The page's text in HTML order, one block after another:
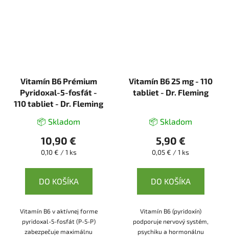
Vitamín B6 Prémium
Pyridoxal-5-fosfát -
110 tabliet - Dr. Fleming
📦 Skladom
10,90 €
Jednotková
0,10 € / 1 ks
DO KOŠÍKA
Vitamín B6 v aktívnej forme
pyridoxal-5-fosfát (P-5-P)
zabezpečuje maximálnu
Vitamín B6 25 mg - 110
tabliet - Dr. Fleming
📦 Skladom
5,90 €
Jednotková
0,05 € / 1 ks
DO KOŠÍKA
Vitamín B6 (pyridoxín)
podporuje nervový systém,
psychiku a hormonálnu